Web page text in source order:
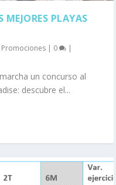
MEJORES PLAYAS
| 0 |
un concurso al
descubre el...